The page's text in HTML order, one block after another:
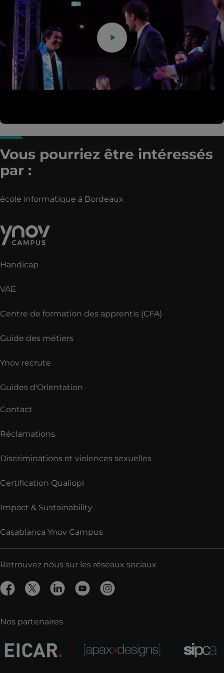
Vous pourriez être intéressés
par :
école informatique à Bordeaux
Handicap
VAE
Centre de formation des apprentis (CFA)
Guide des métiers
Ynov recrute
Guides d'Orientation
Contact
Réclamations
Discriminations et violences sexuelles
Certification Qualiopi
Impact & Sustainability
Casablanca Ynov Campus
Retrouvez nous sur les réseaux sociaux
Nos partenaires